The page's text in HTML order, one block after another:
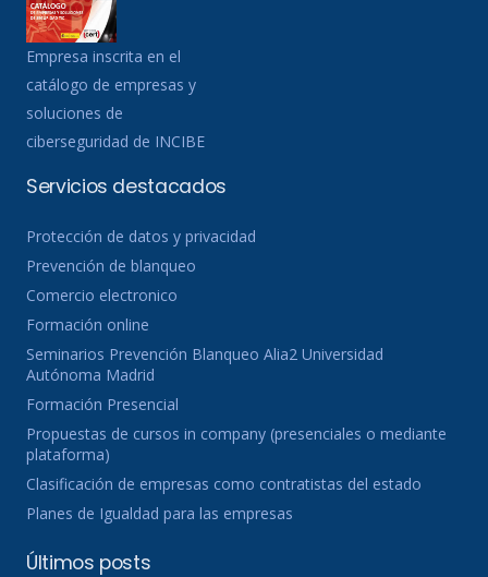
Empresa inscrita en el
catálogo de empresas y
soluciones de
ciberseguridad de INCIBE
Servicios destacados
Protección de datos y privacidad
Prevención de blanqueo
Comercio electronico
Formación online
Seminarios Prevención Blanqueo Alia2 Universidad
Autónoma Madrid
Formación Presencial
Propuestas de cursos in company (presenciales o mediante
plataforma)
Clasificación de empresas como contratistas del estado
Planes de Igualdad para las empresas
Últimos posts